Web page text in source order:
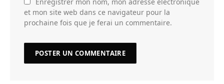
et mon site web dans ce navigateur pour la
prochaine fois que je ferai un commentaire.